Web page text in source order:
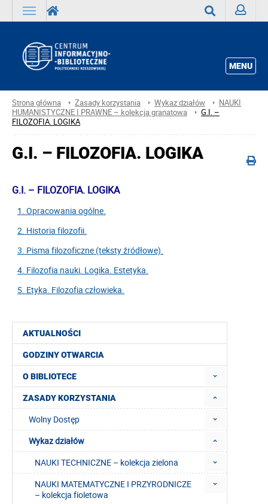
MENU
Strona główna Zasady korzystania Wykaz działów
NAUKI
HUMANISTYCZNE I PRAWNE – kolekcja granatowa
G.I. –
FILOZOFIA. LOGIKA
AKTUALNOŚCI
GODZINY OTWARCIA
O BIBLIOTECE
ZASADY KORZYSTANIA
Wolny Dostęp
Wykaz działów
NAUKI TECHNICZNE – kolekcja zielona
NAUKI MATEMATYCZNE I PRZYRODNICZE
– kolekcja fioletowa
G.I. – FILOZOFIA. LOGIKA
G.I. – FILOZOFIA. LOGIKA
1. Opracowania ogólne.
2. Historia filozofii.
3. Pisma filozoficzne (teksty źródłowe).
4. Filozofia nauki. Logika. Estetyka.
5. Etyka. Filozofia człowieka.